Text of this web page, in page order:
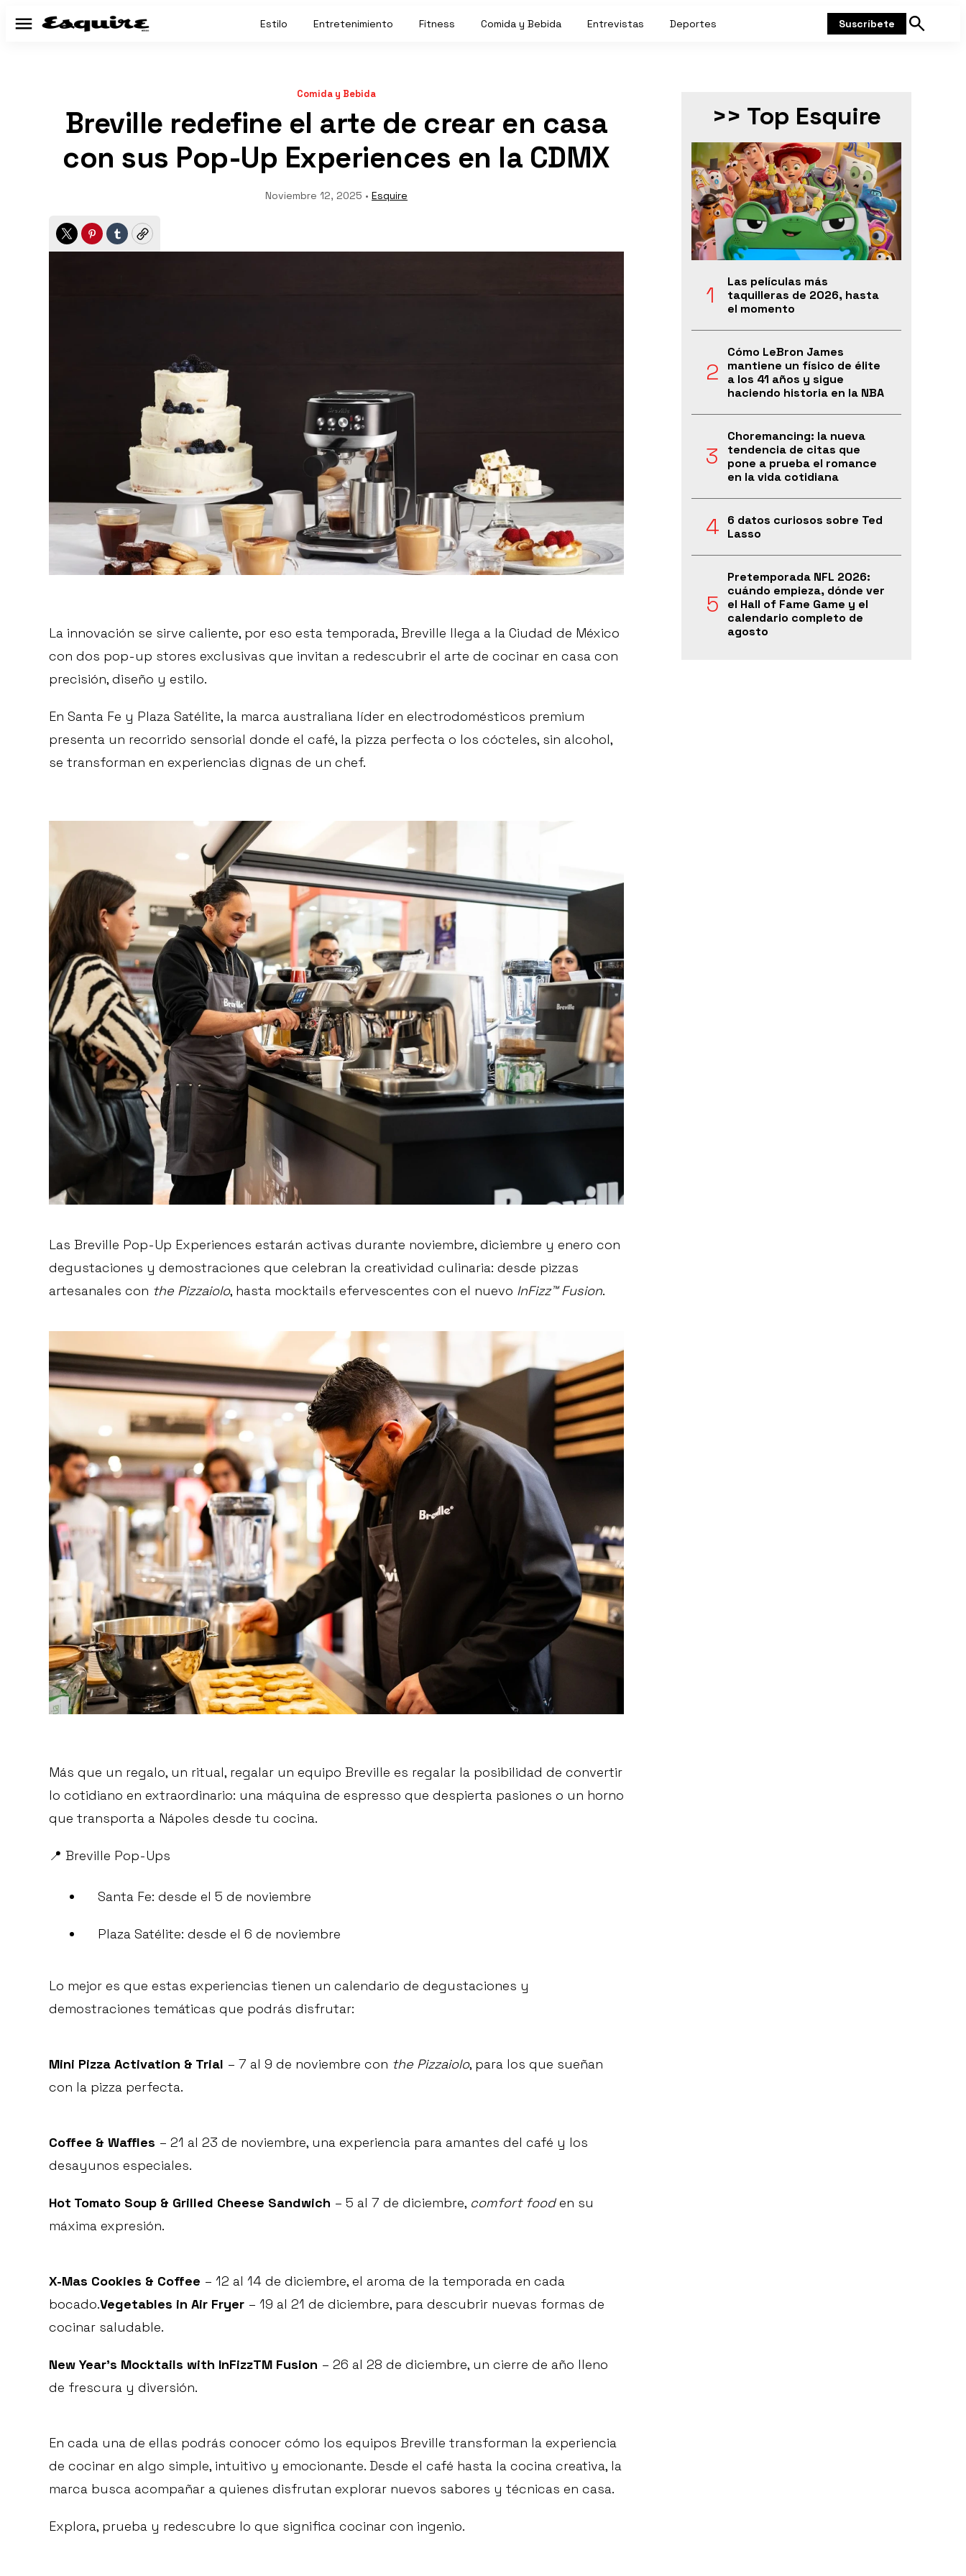
Menú Estilo Entretenimiento Fitness Comida y Bebida Entrevistas Deportes Suscríbete
Mostrar
Comida y Bebida
Breville redefine el arte de crear en casa
con sus Pop-Up Experiences en la CDMX
Noviembre 12, 2025 • Esquire
TwitterPinterest
TumblrCopy
La innovación se sirve caliente, por eso esta temporada, Breville llega a la Ciudad de México
con dos pop-up stores exclusivas que invitan a redescubrir el arte de cocinar en casa con
precisión, diseño y estilo.
En Santa Fe y Plaza Satélite, la marca australiana líder en electrodomésticos premium
presenta un recorrido sensorial donde el café, la pizza perfecta o los cócteles, sin alcohol,
se transforman en experiencias dignas de un chef.
Las Breville Pop-Up Experiences estarán activas durante noviembre, diciembre y enero con
degustaciones y demostraciones que celebran la creatividad culinaria: desde pizzas
artesanales con the Pizzaiolo, hasta mocktails efervescentes con el nuevo InFizz™ Fusion.
Más que un regalo, un ritual, regalar un equipo Breville es regalar la posibilidad de convertir
lo cotidiano en extraordinario: una máquina de espresso que despierta pasiones o un horno
que transporta a Nápoles desde tu cocina.
📍 Breville Pop-Ups
Santa Fe: desde el 5 de noviembre
Plaza Satélite: desde el 6 de noviembre
Lo mejor es que estas experiencias tienen un calendario de degustaciones y
demostraciones temáticas que podrás disfrutar:
Mini Pizza Activation & Trial – 7 al 9 de noviembre con the Pizzaiolo, para los que sueñan
con la pizza perfecta.
Coffee & Waffles – 21 al 23 de noviembre, una experiencia para amantes del café y los
desayunos especiales.
Hot Tomato Soup & Grilled Cheese Sandwich – 5 al 7 de diciembre, comfort fooden su
máxima expresión.
X-Mas Cookies & Coffee – 12 al 14 de diciembre, el aroma de la temporada en cada
bocado.Vegetables in Air Fryer – 19 al 21 de diciembre, para descubrir nuevas formas de
cocinar saludable.
New Year’s Mocktails with InFizzTM Fusion – 26 al 28 de diciembre, un cierre de año lleno
de frescura y diversión.
En cada una de ellas podrás conocer cómo los equipos Breville transforman la experiencia
de cocinar en algo simple, intuitivo y emocionante. Desde el café hasta la cocina creativa, la
marca busca acompañar a quienes disfrutan explorar nuevos sabores y técnicas en casa.
Explora, prueba y redescubre lo que significa cocinar con ingenio.
>> Top Esquire
Las películas más
taquilleras de 2026, hasta
el momento
Cómo LeBron James
mantiene un físico de élite
a los 41 años y sigue
haciendo historia en la NBA
Choremancing: la nueva
tendencia de citas que
pone a prueba el romance
en la vida cotidiana
6 datos curiosos sobre Ted
Lasso
Pretemporada NFL 2026:
cuándo empieza, dónde ver
el Hall of Fame Game y el
calendario completo de
agosto